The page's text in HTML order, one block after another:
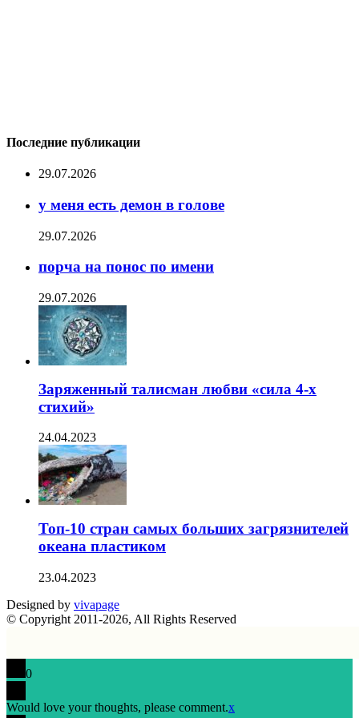
Последние публикации
29.07.2026
у меня есть демон в голове
29.07.2026
порча на понос по имени
29.07.2026
Заряженный талисман любви «сила 4-х
стихий»
24.04.2023
Топ-10 стран самых больших загрязнителей
океана пластиком
23.04.2023
Designed by vivapage
© Copyright 2011-2026, All Rights Reserved
0
Would love your thoughts, please comment.x